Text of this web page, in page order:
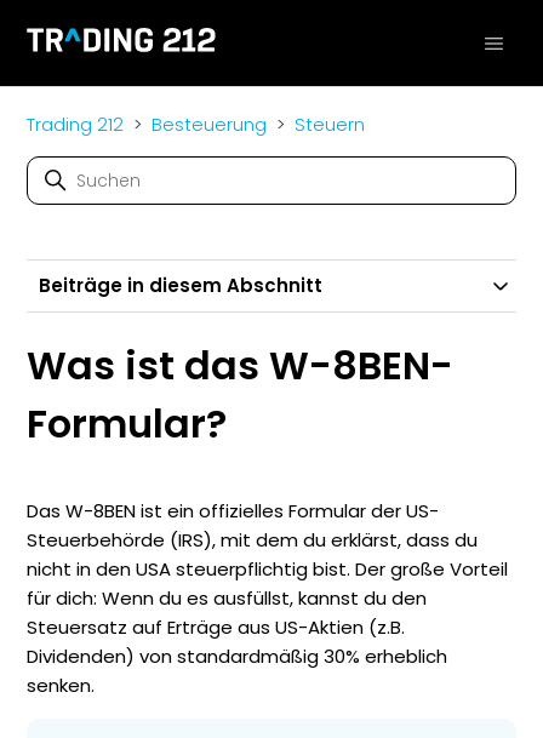
Trading 212 Besteuerung Steuern
Beiträge in diesem Abschnitt
Was ist das W-8BEN-
Formular?
Das W-8BEN ist ein offizielles Formular der US-
Steuerbehörde (IRS), mit dem du erklärst, dass du
nicht in den USA steuerpflichtig bist. Der große Vorteil
für dich: Wenn du es ausfüllst, kannst du den
Steuersatz auf Erträge aus US-Aktien (z.B.
Dividenden) von standardmäßig 30% erheblich
senken.